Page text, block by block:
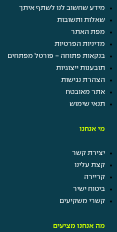
מידע שחשוב לנו לשתף איתך
שאלות ותשובות
מפת האתר
מדיניות הפרטיות
בנקאות פתוחה - פורטל מפתחים
תובענות ייצוגיות
הצהרת נגישות
אתר מאובטח
תנאי שימוש
מי אנחנו
יצירת קשר
קצת עלינו
קריירה
ביטוח ישיר
קשרי משקיעים
מה אנחנו מציעים